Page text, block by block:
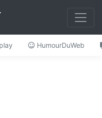
HumourDuWeb